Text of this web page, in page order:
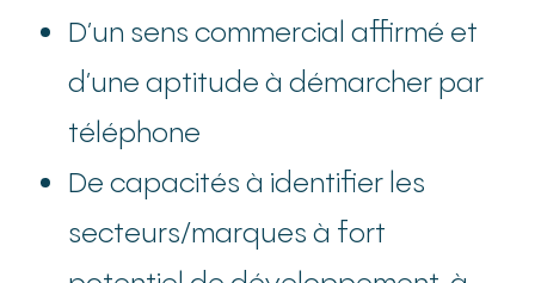
D’un sens commercial affirmé et
d’une aptitude à démarcher par
téléphone
De capacités à identifier les
secteurs/marques à fort